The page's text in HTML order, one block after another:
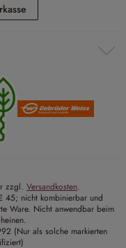
zzgl. Versandkosten.
45; nicht kombinierbar und
Ware. Nicht anwendbar beim
(Nur als solche markierten